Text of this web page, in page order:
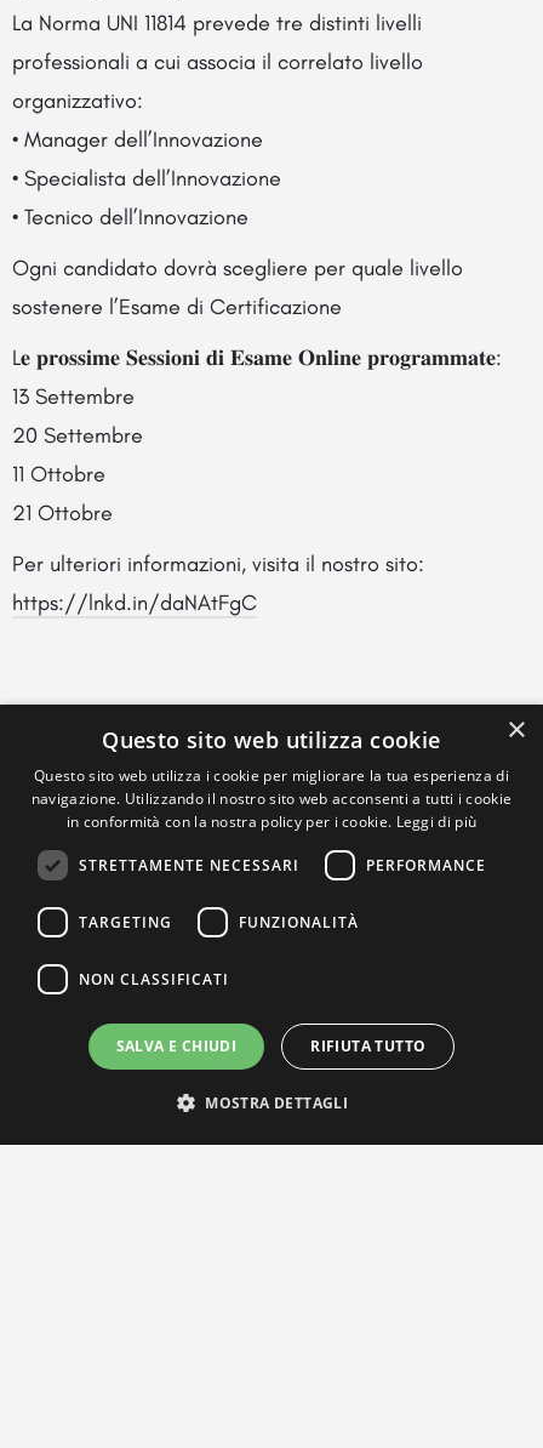
La Norma UNI 11814 prevede tre distinti livelli
professionali a cui associa il correlato livello
organizzativo:
• Manager dell’Innovazione
• Specialista dell’Innovazione
• Tecnico dell’Innovazione
Ogni candidato dovrà scegliere per quale livello
sostenere l’Esame di Certificazione
L𝐞 𝐩𝐫𝐨𝐬𝐬𝐢𝐦𝐞 𝐒𝐞𝐬𝐬𝐢𝐨𝐧𝐢 𝐝𝐢 𝐄𝐬𝐚𝐦𝐞 𝐎𝐧𝐥𝐢𝐧𝐞 𝐩𝐫𝐨𝐠𝐫𝐚𝐦𝐦𝐚𝐭𝐞:
13 Settembre
20 Settembre
11 Ottobre
21 Ottobre
Per ulteriori informazioni, visita il nostro sito:
https://lnkd.in/daNAtFgC
×
Questo sito web utilizza cookie
Questo sito web utilizza i cookie per migliorare la tua esperienza di
navigazione. Utilizzando il nostro sito web acconsenti a tutti i cookie
in conformità con la nostra policy per i cookie. Leggi di più
STRETTAMENTE NECESSARI PERFORMANCE
TARGETING FUNZIONALITÀ
NON CLASSIFICATI
SALVA E CHIUDI RIFIUTA TUTTO
MOSTRA DETTAGLI